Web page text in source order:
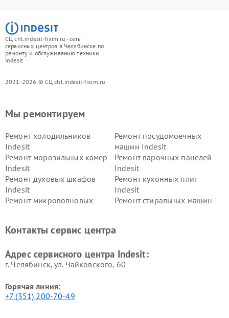
СЦ chl.indesit-fixim.ru - сеть
сервисных центров в Челябинске по
ремонту и обслуживанию техники
Indesit
2021-2026 © СЦ chl.indesit-fixim.ru
Мы ремонтируем
Ремонт холодильников
Indesit
Ремонт посудомоечных
машин Indesit
Ремонт морозильных камер
Indesit
Ремонт варочных панелей
Indesit
Ремонт духовых шкафов
Indesit
Ремонт кухонных плит
Indesit
Ремонт микроволновых
Ремонт стиральных машин
Indesit
Indesit
Контакты сервис центра
Адрес сервисного центра Indesit:
г. Челябинск, ул. Чайковского, 60
Горячая линия:
+7 (351) 200-70-49